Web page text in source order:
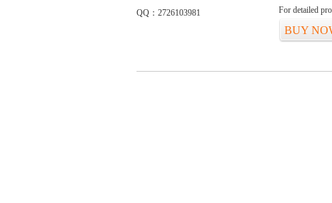
QQ：2726103981
For detailed
BUY